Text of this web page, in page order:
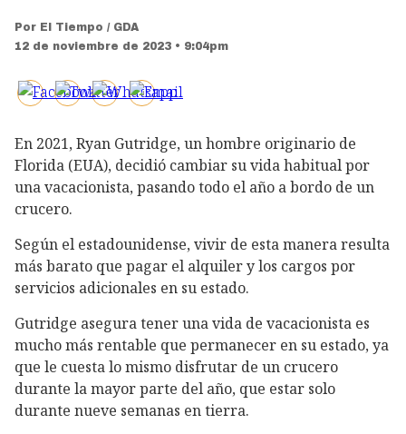
Por El Tiempo / GDA
12 de noviembre de 2023 • 9:04pm
En 2021, Ryan Gutridge, un hombre originario de
Florida (EUA), decidió cambiar su vida habitual por
una vacacionista, pasando todo el año a bordo de un
crucero.
Según el estadounidense, vivir de esta manera resulta
más barato que pagar el alquiler y los cargos por
servicios adicionales en su estado.
Gutridge asegura tener una vida de vacacionista es
mucho más rentable que permanecer en su estado, ya
que le cuesta lo mismo disfrutar de un crucero
durante la mayor parte del año, que estar solo
durante nueve semanas en tierra.